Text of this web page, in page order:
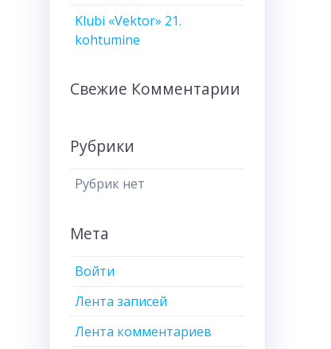
Klubi «Vektor» 21.
kohtumine
Свежие Комментарии
Рубрики
Рубрик нет
Мета
Войти
Лента записей
Лента комментариев